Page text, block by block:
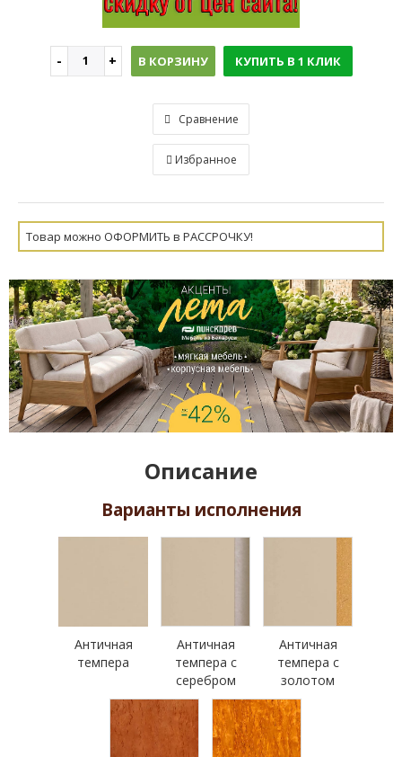
В КОРЗИНУ КУПИТЬ В 1 КЛИК
Сравнение
Избранное
Товар можно ОФОРМИТЬ в РАССРОЧКУ!
Описание
Варианты исполнения
Античная
темпера
Античная
темпера с
серебром
Античная
темпера с
золотом